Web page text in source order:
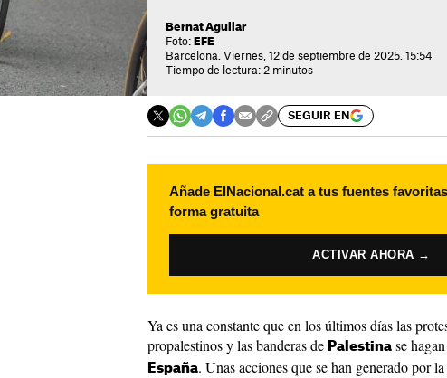
Bernat Aguilar
Foto: EFE
Barcelona. Viernes, 12 de septiembre de 2025. 15:54
Tiempo de lectura: 2 minutos
SEGUIR EN
Añade ElNacional.cat a tus fuentes
forma gratuita
ACTIVAR AHORA →
Ya es una constante que en los últimos días las
propalestinos y las banderas de Palestina se
España. Unas acciones que se han generado por